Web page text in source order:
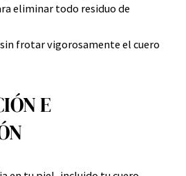
eliminar todo residuo de
frotar vigorosamente el cuero
E